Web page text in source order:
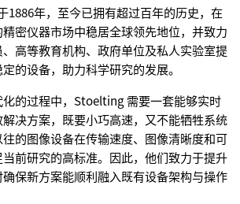
1886年，至今已拥有超过百年的历史，在
密仪器市场中稳居全球领先地位，并致力
高等教育机构、政府单位及私人实验室提
的设备，助力科学研究的发展。
的过程中，Stoelting 需要一套能够实时
决方案，既要小巧高速，又不能牺牲系统
的图像设备在传输速度、图像清晰度和可
前研究的高标准。因此，他们致力于提升
保新方案能顺利融入既有设备架构与操作